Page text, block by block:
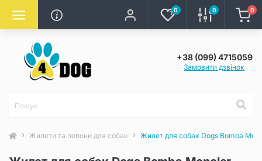
0 0 0
+38 (099) 4715059
Замовити дзвінок
Жилети та попони для собак Жилет для собак Dogs Bomba